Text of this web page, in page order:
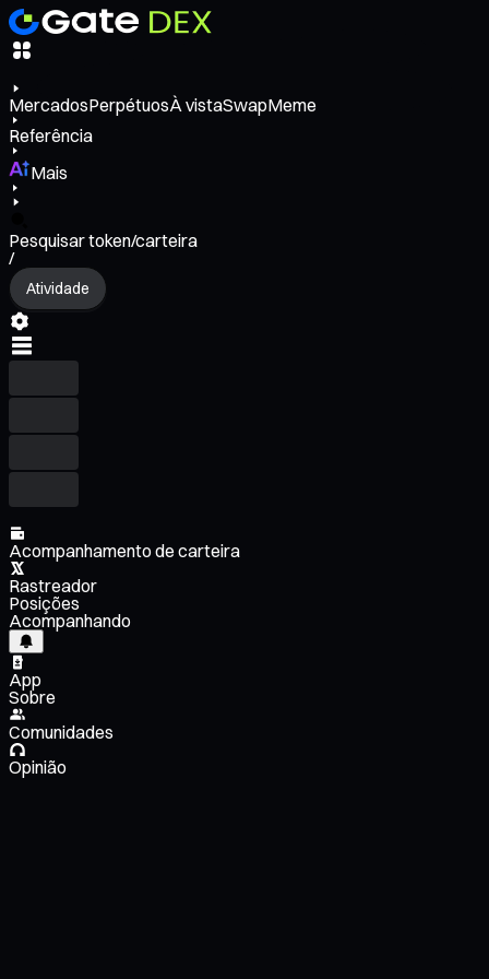
MercadosPerpétuosÀ vistaSwapMeme
Referência
Mais
Pesquisar token/carteira
/
Atividade
Acompanhamento de carteira
Rastreador
Posições
Acompanhando
App
Sobre
Comunidades
Opinião